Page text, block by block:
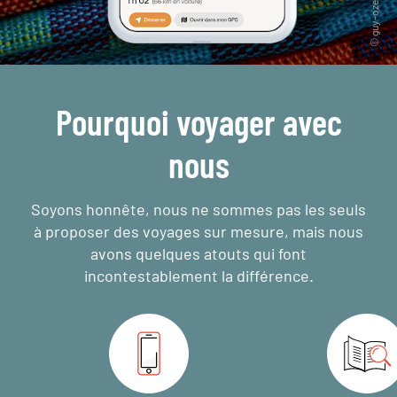
Pourquoi voyager avec
nous
Soyons honnête, nous ne sommes pas les seuls
à proposer des voyages sur mesure, mais nous
avons quelques atouts qui font
incontestablement la différence.